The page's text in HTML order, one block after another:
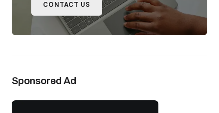
CONTACT US
Sponsored Ad